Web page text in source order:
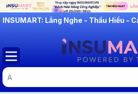
INSUMART: Lắng Nghe - Thấu Hiểu -